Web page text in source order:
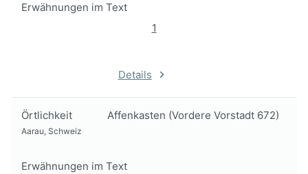
Erwähnungen im Text
1
Details
Örtlichkeit Affenkasten (Vordere Vorstadt 672)
Aarau, Schweiz
Erwähnungen im Text